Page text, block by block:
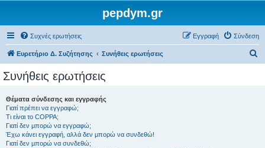
pepdym.gr
Συχνές ερωτήσεις Σύνδεση
Εγγραφή
Ευρετήριο Δ. Συζήτησης Συνήθεις ερωτήσεις
Συνήθεις ερωτήσεις
Θέματα σύνδεσης και εγγραφής
Γιατί πρέπει να εγγραφώ;
Τι είναι το COPPA;
Γιατί δεν μπορώ να εγγραφώ;
Έχω κάνει εγγραφή, αλλά δεν μπορώ να συνδεθώ!
Γιατί δεν μπορώ να συνδεθώ;